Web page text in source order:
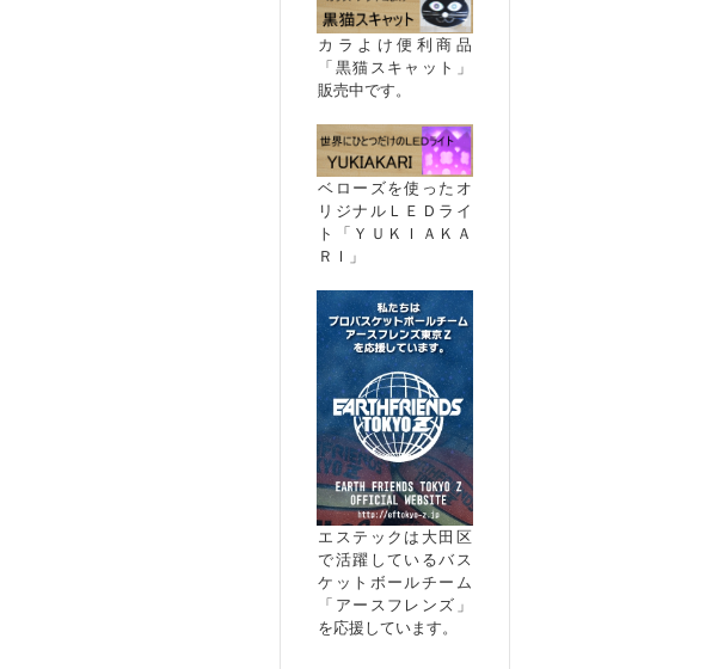
カラよけ便利商品
「黒猫スキャット」
販売中です。
ベローズを使ったオ
リジナルＬＥＤライ
ト「ＹＵＫＩＡＫＡ
ＲＩ」
エステックは大田区
で活躍しているバス
ケットボールチーム
「アースフレンズ」
を応援しています。